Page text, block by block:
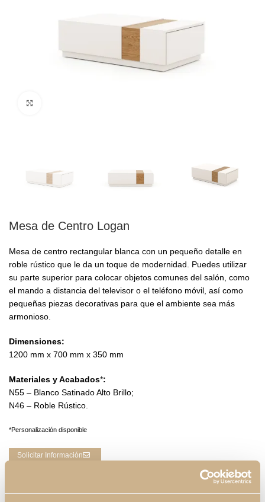
Mesa de Centro Logan
Mesa de centro rectangular blanca con un pequeño detalle en
roble rústico que le da un toque de modernidad. Puedes utilizar
su parte superior para colocar objetos comunes del salón, como
el mando a distancia del televisor o el teléfono móvil, así como
pequeñas piezas decorativas para que el ambiente sea más
armonioso.
Dimensiones:
1200 mm x 700 mm x 350 mm
Materiales y Acabados*:
N55 – Blanco Satinado Alto Brillo;
N46 – Roble Rústico.
*Personalización disponible
Solicitar Información